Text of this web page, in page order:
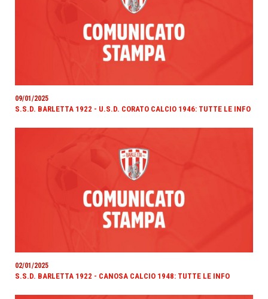
09/01/2025
S.S.D. BARLETTA 1922 - U.S.D. CORATO CALCIO 1946: TUTTE LE INFO
02/01/2025
S.S.D. BARLETTA 1922 - CANOSA CALCIO 1948: TUTTE LE INFO